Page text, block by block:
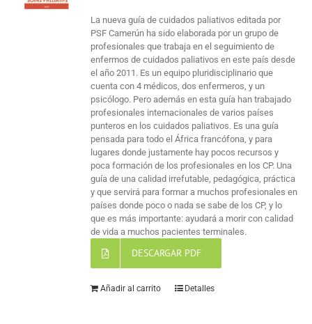
La nueva guía de cuidados paliativos editada por
PSF Camerún ha sido elaborada por un grupo de
profesionales que trabaja en el seguimiento de
enfermos de cuidados paliativos en este país desde
el año 2011. Es un equipo pluridisciplinario que
cuenta con 4 médicos, dos enfermeros, y un
psicólogo. Pero además en esta guía han trabajado
profesionales internacionales de varios países
punteros en los cuidados paliativos. Es una guía
pensada para todo el África francófona, y para
lugares donde justamente hay pocos recursos y
poca formación de los profesionales en los CP. Una
guía de una calidad irrefutable, pedagógica, práctica
y que servirá para formar a muchos profesionales en
países donde poco o nada se sabe de los CP, y lo
que es más importante: ayudará a morir con calidad
de vida a muchos pacientes terminales.
DESCARGAR PDF
Añadir al carrito Detalles